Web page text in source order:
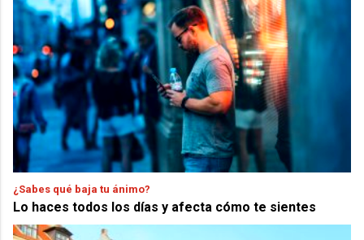
¿Sabes qué baja tu ánimo?
Lo haces todos los días y afecta cómo te sientes